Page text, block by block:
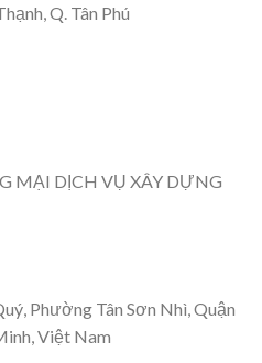
Q. Tân Phú
MẠI DỊCH VỤ XÂY DỰNG
Phường Tân Sơn Nhì, Quận
Việt Nam